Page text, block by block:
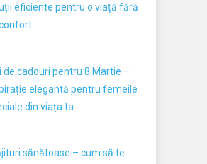
eficiente pentru o viață fără
de cadouri pentru 8 Martie –
elegantă pentru femeile
din viața ta
sănătoase – cum să te